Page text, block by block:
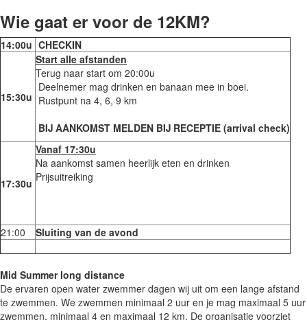
Wie gaat er voor de 12KM?
14:00u CHECKIN
15:30u
Start alle afstanden
Terug naar start om 20:00u
Deelnemer mag drinken en banaan mee in boei.
Rustpunt na 4, 6, 9 km
BIJ AANKOMST MELDEN BIJ RECEPTIE (arrival check)
17:30u
Vanaf 17:30u
Na aankomst samen heerlijk eten en drinken
Prijsuitreiking
21:00 Sluiting van de avond
Mid Summer long distance
De ervaren open water zwemmer dagen wij uit om een lange afstand
te zwemmen. We zwemmen minimaal 2 uur en je mag maximaal 5 uur
zwemmen, minimaal 4 en maximaal 12 km. De organisatie voorziet